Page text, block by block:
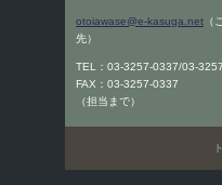
otoiawase@e-kasuga.net （
先）
TEL：03-3257-0337/03-
FAX：03-3257-0337
（担当まで）